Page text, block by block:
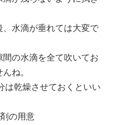
水滴が垂れては大変で
間の水滴を全て吹いてお
ね。
は乾燥させておくといい
の用意